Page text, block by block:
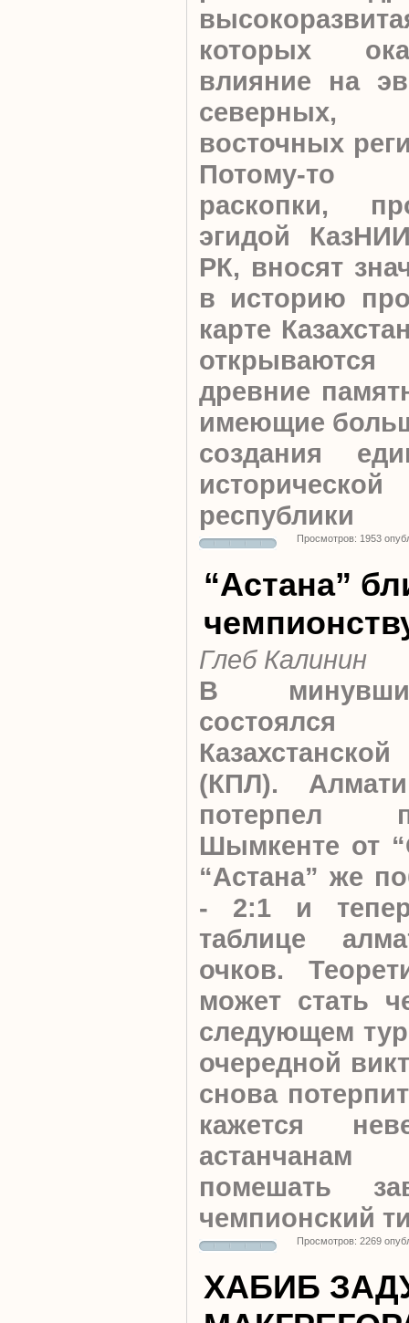
которых
влияние на
восточных
Потому-то
раскопки,
эгидой
РК, вносят
в историю
карте
древние
имеющие
создания
республики
Просмотров: 1953
“Астана”
Глеб Калинин
В
(КПЛ).
потерпел
Шымкенте от
“Астана” же
- 2:1 и
таблице
очков.
может стать
следующем
очередной
снова
кажется
помешать
чемпионский
Просмотров: 2269
ХАБИБ